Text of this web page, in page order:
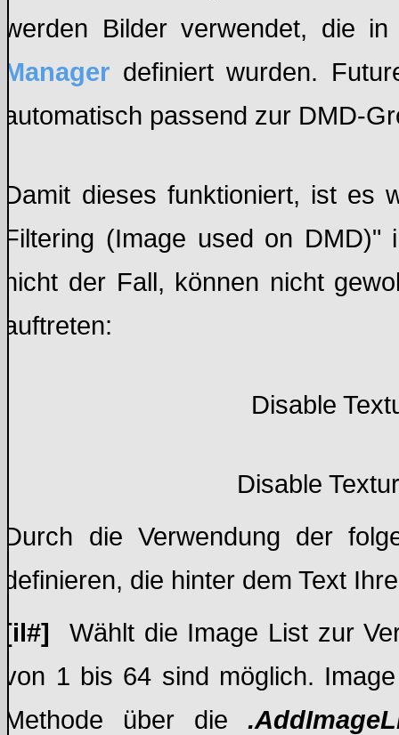
werden Bilder verwendet, die
Manager definiert wurden.
automatisch passend zur DMD-
Damit dieses funktioniert, ist es
Filtering (Image used on
nicht der Fall, können nicht
auftreten:
Disable
Disable
Durch die Verwendung der
definieren, die hinter dem Text
[il#] Wählt die Image List zur
von 1 bis 64 sind möglich.
Methode über die